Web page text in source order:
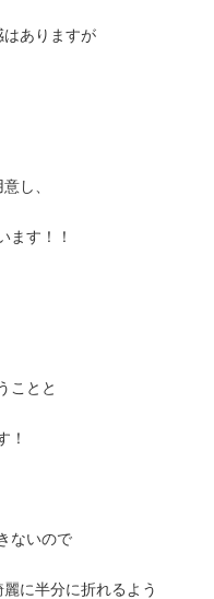
はありますが
し、
ます！！
ことと
！
ないので
に半分に折れるよう